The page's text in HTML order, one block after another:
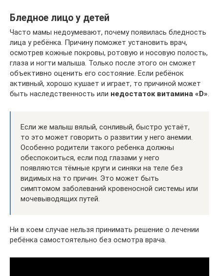
Бледное лицо у детей
Часто мамы недоумевают, почему появилась бледность
лица у ребёнка. Причину поможет установить врач,
осмотрев кожные покровы, ротовую и носовую полость,
глаза и ногти малыша. Только после этого он сможет
объективно оценить его состояние. Если ребёнок
активный, хорошо кушает и играет, то причиной может
быть наследственность или недостаток витамина «D».
Если же малыш вялый, сонливый, быстро устаёт,
то это может говорить о развитии у него анемии.
Особенно родители такого ребенка должны
обеспокоиться, если под глазами у него
появляются тёмные круги и синяки на теле без
видимых на то причин. Это может быть
симптомом заболеваний кровеносной системы или
мочевыводящих путей.
Ни в коем случае нельзя принимать решение о лечении
ребёнка самостоятельно без осмотра врача.